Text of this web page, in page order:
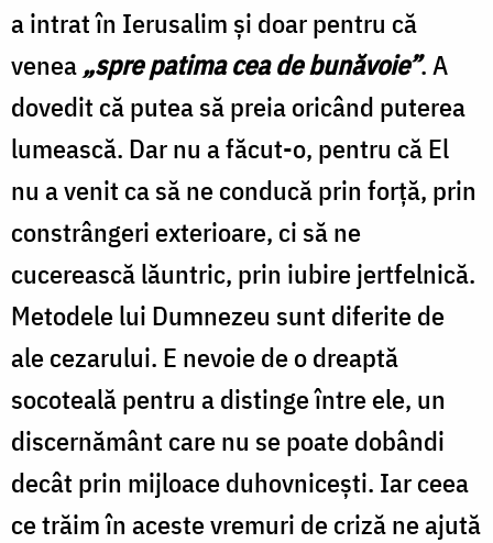
a intrat în Ierusalim și doar pentru că
venea„spre patima cea de bunăvoie”. A
dovedit că putea să preia oricând puterea
lumească. Dar nu a făcut-o, pentru că El
nu a venit ca să ne conducă prin forță, prin
constrângeri exterioare, ci să ne
cucerească lăuntric, prin iubire jertfelnică.
Metodele lui Dumnezeu sunt diferite de
ale cezarului. E nevoie de o dreaptă
socoteală pentru a distinge între ele, un
discernământ care nu se poate dobândi
decât prin mijloace duhovnicești. Iar ceea
ce trăim în aceste vremuri de criză ne ajută